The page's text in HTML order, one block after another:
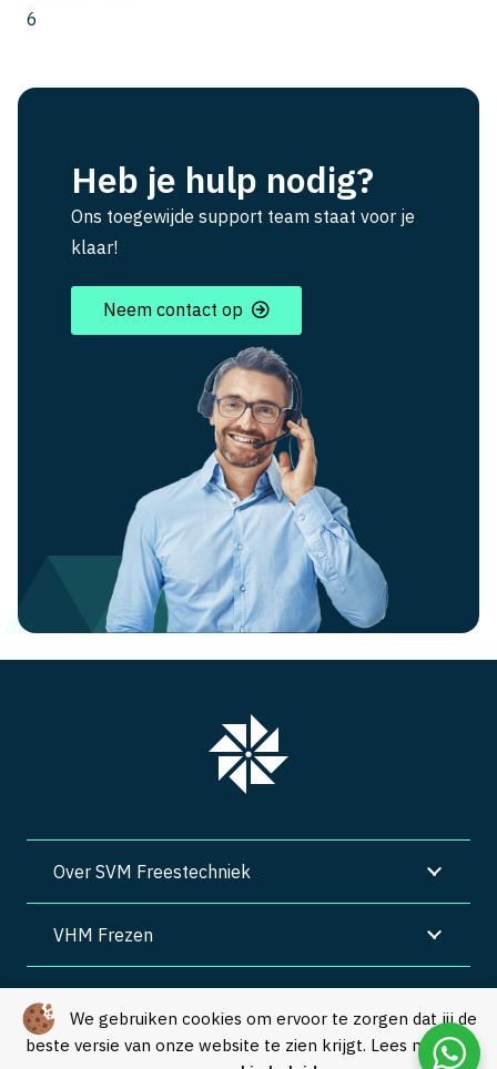
We gebruiken cookies om ervoor te zorgen dat jij de
beste versie van onze website te zien krijgt. Lees meer in
6
Heb je hulp nodig?
Ons toegewijde support team staat voor je
klaar!
Neem contact op
Over SVM Freestechniek
VHM Frezen
Algemene voorwaarden | Privacy